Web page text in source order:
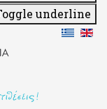
underline